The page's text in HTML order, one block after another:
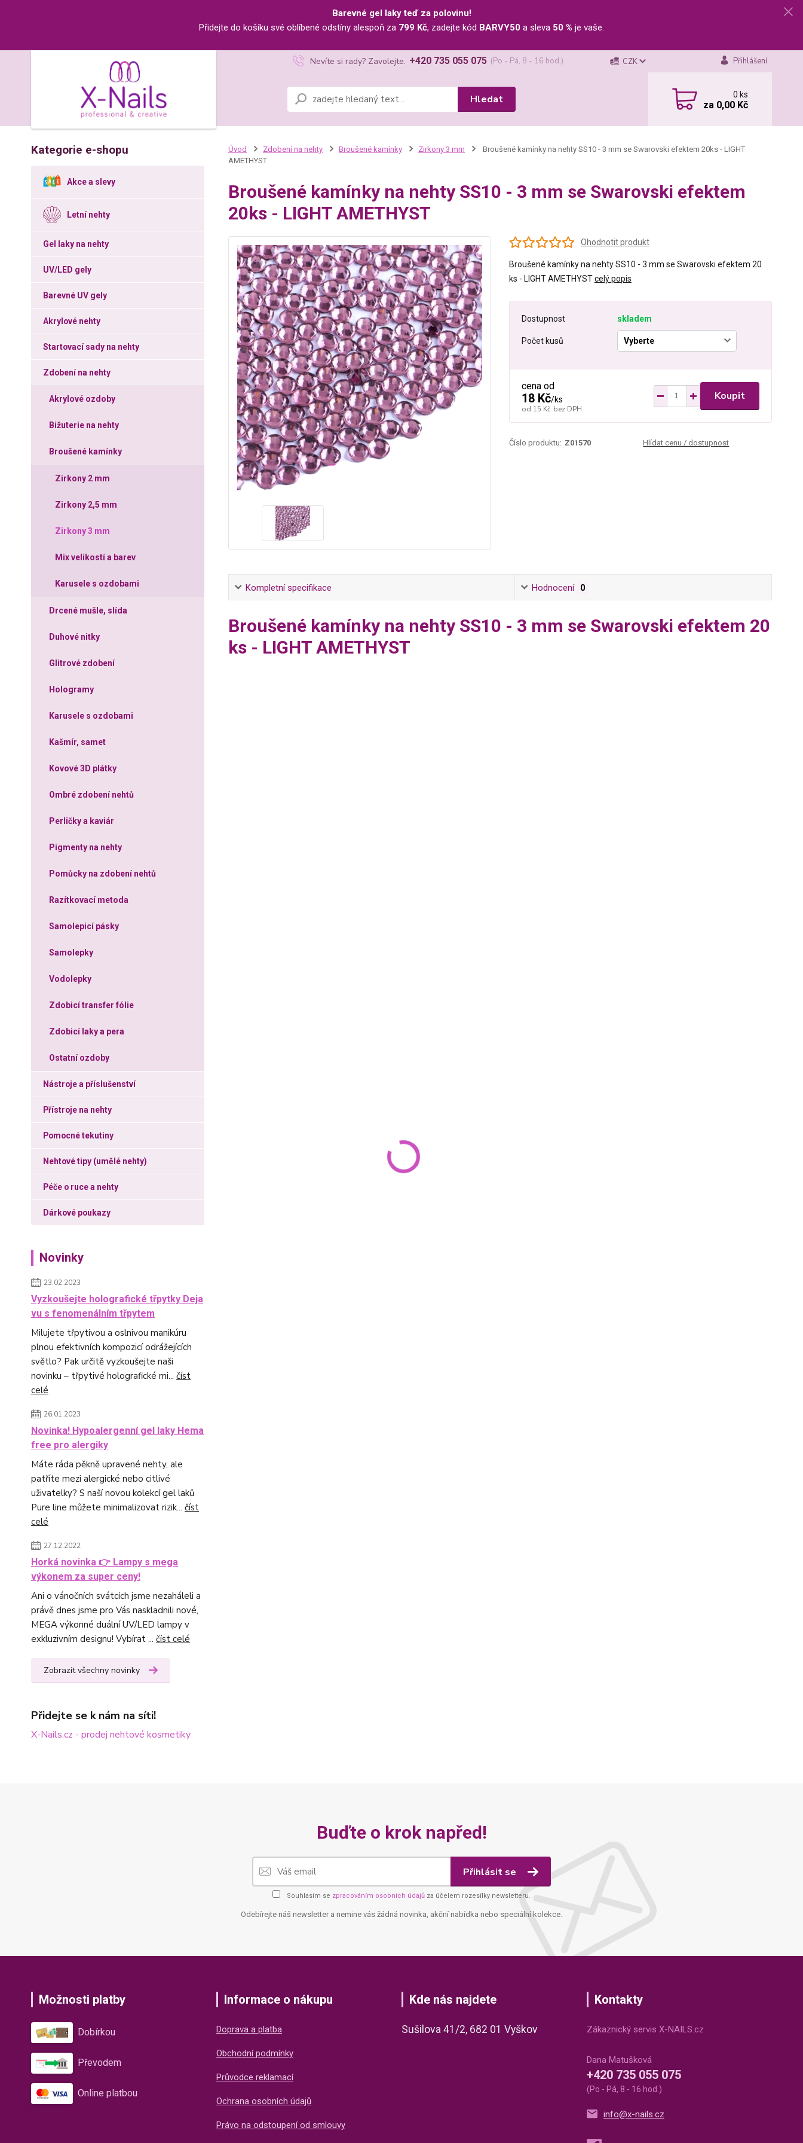
Barevné gel laky teď za polovinu!
Přidejte do košíku své oblíbené odstíny alespoň za 799 Kč, zadejte kód BARVY50 a sleva 50 % je vaše.
CZK Přihlášení
Hledat
Nevíte si rady? Zavolejte. +420 735 055 075 (Po - Pá, 8 - 16 hod.)
0ks
za 0,00 Kč
Kategorie e-shopu
Akce a slevy
Letní nehty
Gel laky na nehty
UV/LED gely
Barevné UV gely
Akrylové nehty
Startovací sady na nehty
Zdobení na nehty
Akrylové ozdoby
Bižuterie na nehty
Broušené kamínky
Zirkony 2 mm
Zirkony 2,5 mm
Zirkony 3 mm
Mix velikostí a barev
Karusele s ozdobami
Drcené mušle, slída
Duhové nitky
Glitrové zdobení
Hologramy
Karusele s ozdobami
Kašmír, samet
Kovové 3D plátky
Ombré zdobení nehtů
Perličky a kaviár
Pigmenty na nehty
Pomůcky na zdobení nehtů
Razítkovací metoda
Samolepicí pásky
Samolepky
Vodolepky
Zdobicí transfer fólie
Zdobicí laky a pera
Ostatní ozdoby
Nástroje a příslušenství
Přístroje na nehty
Pomocné tekutiny
Nehtové tipy (umělé nehty)
Péče o ruce a nehty
Dárkové poukazy
Novinky
23.02.2023
Vyzkoušejte holografické třpytky Deja
vu s fenomenálním třpytem
Milujete třpytivou a oslnivou manikúru
plnou efektivních kompozicí odrážejících
světlo? Pak určitě vyzkoušejte naši
novinku – třpytivé holografické mi... číst
celé
26.01.2023
Novinka! Hypoalergenní gel laky Hema
free pro alergiky
Máte ráda pěkně upravené nehty, ale
patříte mezi alergické nebo citlivé
uživatelky? S naší novou kolekcí gel laků
Pure line můžete minimalizovat rizik... číst
celé
27.12.2022
Horká novinka 👉 Lampy s mega
výkonem za super ceny!
Ani o vánočních svátcích jsme nezaháleli a
právě dnes jsme pro Vás naskladnili nové,
MEGA výkonné duální UV/LED lampy v
exkluzivním designu! Vybírat ... číst celé
Zobrazit všechny novinky
Přidejte se k nám na síti!
X-Nails.cz - prodej nehtové kosmetiky
Úvod Zdobení na nehty Broušené kamínky Zirkony 3 mm
Broušené kamínky na nehty SS10 - 3 mm se Swarovski efektem 20ks - LIGHT
AMETHYST
Broušené kamínky na nehty SS10 - 3 mm se Swarovski efektem
20ks - LIGHT AMETHYST
Ohodnotit produkt
Broušené kamínky na nehty SS10 - 3 mm se Swarovski efektem 20
ks - LIGHT AMETHYSTcelý popis
Dostupnost skladem
Počet kusů
cena od
18 Kč/ks
od 15 Kč bez DPH
Koupit
Číslo produktu: Z01570 Hlídat cenu / dostupnost
Kompletní specifikace Hodnocení 0
Broušené kamínky na nehty SS10 - 3 mm se Swarovski efektem 20
ks - LIGHT AMETHYST
Buďte o krok napřed!
Přihlásit se
Souhlasím se zpracováním osobních údajů za účelem rozesílky newsletteru.
Odebírejte náš newsletter a nemine vás žádná novinka, akční nabídka nebo speciální kolekce.
Možnosti platby
Dobírkou
Převodem
Online platbou
Informace o nákupu
Doprava a platba
Obchodní podmínky
Průvodce reklamací
Ochrana osobních údajů
Právo na odstoupení od smlouvy
Kde nás najdete
Sušilova 41/2, 682 01 Vyškov
Kontakty
Zákaznický servis X-NAILS.cz
Dana Matušková
+420 735 055 075
(Po - Pá, 8 - 16 hod.)
info@x-nails.cz